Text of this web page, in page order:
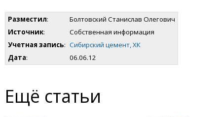
Разместил:
Болтовский Станислав Олегович
Источник:
Собственная информация
Учетная запись: Сибирский цемент, ХК
Дата: 06.06.12
Ещё статьи